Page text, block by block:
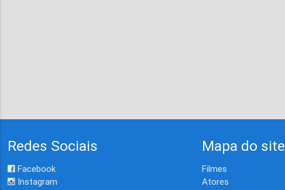
Redes Sociais
Facebook
Instagram
Mapa do site
Filmes
Atores